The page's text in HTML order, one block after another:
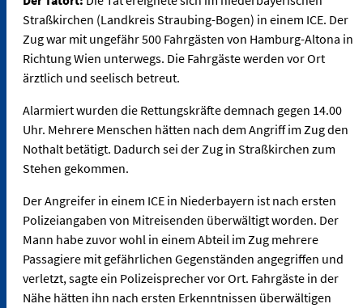
Straßkirchen (Landkreis Straubing-Bogen) in einem ICE. Der
Zug war mit ungefähr 500 Fahrgästen von Hamburg-Altona in
Richtung Wien unterwegs. Die Fahrgäste werden vor Ort
ärztlich und seelisch betreut.
Alarmiert wurden die Rettungskräfte demnach gegen 14.00
Uhr. Mehrere Menschen hätten nach dem Angriff im Zug den
Nothalt betätigt. Dadurch sei der Zug in Straßkirchen zum
Stehen gekommen.
Der Angreifer in einem ICE in Niederbayern ist nach ersten
Polizeiangaben von Mitreisenden überwältigt worden. Der
Mann habe zuvor wohl in einem Abteil im Zug mehrere
Passagiere mit gefährlichen Gegenständen angegriffen und
verletzt, sagte ein Polizeisprecher vor Ort. Fahrgäste in der
Nähe hätten ihn nach ersten Erkenntnissen überwältigen